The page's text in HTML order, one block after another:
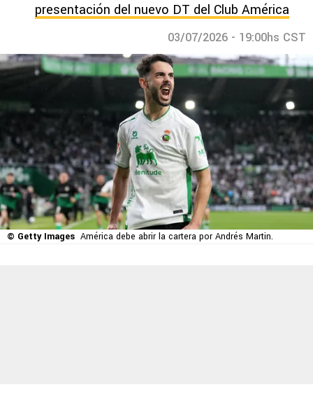
presentación del nuevo DT del Club América
03/07/2026 - 19:00hs CST
© Getty Images América debe abrir la cartera por Andrés Martin.